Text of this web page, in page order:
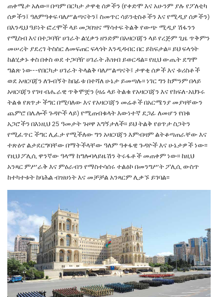
ጠቀሜታአለው፡፡ በጣም በርካታ ታዋቂ ሰዎችን (የቀድሞ እና አሁንም ያሉ የፖለቲካ
ሰዎችን፤ ዓለምዓቀፍ ባለሥልጣናትን፤ ስመጥርሳይንቲስቶችን እና የሚዲያ ሰዎችን)
በእንዲህ ዓይነትፎረሞች ላይ መጋበዝና ማሳተፍ ትልቅ የውጭ ሚዲያ ሽፋንን
የሚስብ እና በተጋባዥ ሀገራት ልሂቃን ዘንድም በአዛርባጃንላይ የረጅም ጊዜ ጥቅምን
መሠረት ያደረገ ትስስር ለመፍጠርፍላጎት እንዲዳብር በር ይከፍታል፡፡ ይህ ፍላጎት
ከልሂቃኑ ቀስበቀስ ወደ ተጋባዥ ሀገራት ሕዝብ ይወርዳል፡፡ የዚህ ውጤትደግሞ
ግልጽ ነው--የበርካታ ሀገራት ትላልቅ ባለሥልጣናት፤ ታዋቂ ሰዎች እና ቱሪስቶች
ወደ አዛርባጃን ለጉብኝት ከበፊቱበተሻለ ሁኔታ ይመጣሉ፡፡ ነገር ግን ከምንም በላይ
አዛርባጃንየገዛ ብሔራዊ ጥቅሞቿን (ዛሬ ላይ ትልቁ የአዛርባጃን እናየክፍለ-አህጉሩ
ትልቁ የጸጥታ ችግር በሚባለው እና የአዛርባጃንመሬቶች በአርሜንያ መያዛቸውን
ጨምሮ በሌሎች ጉዳዮችላይ) የሚጠብቁላት እውነተኛ ደጋፊ ለመሆን የበቁ
አጋሮችንበእነዚህ 25 ዓመታት ጉዞዋ አግኝታለች፡፡ ይህ ትልቅ የፀጥታስጋትን
የሚፈጥር ችግር ሊፈታ የሚችለው ግን አዛርባጃን እምብዛም ልትቆጣጠራቸው እና
ተጽዕኖ ልታደርግባቸውበማትችላቸው ዓለም ዓቀፋዊ ጉዳዮች እና ሁኔታዎች ነው፡፡
የዚህ ፖሊሲ ዋንኛው ዓላማ ከግሎባላይዜሽን ትሩፋቶችመጠቀም ነው፡፡ ከዚህ
አንጻር ምሥራቅ እና ምዕራብንየማስተሳሰሩ ተልዕኮ በመንግሥት ፖሊሲ ውስጥ
ከተካተቱት ከባሕል ብዝሀነት እና መቻቻል አንጻርም ሊቃኙ ይገባል፡፡